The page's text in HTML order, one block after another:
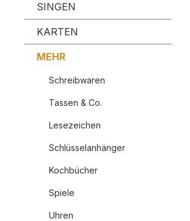
SINGEN
KARTEN
MEHR
Schreibwaren
Tassen & Co.
Lesezeichen
Schlüsselanhänger
Kochbücher
Spiele
Uhren